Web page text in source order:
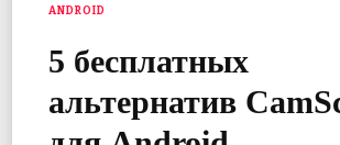
ANDROID
5 бесплатных
альтернатив